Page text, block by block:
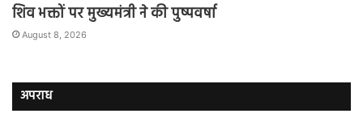
शिव भक्तों पर मुख्यमंत्री ने की पुष्पवर्षा
August 8, 2026
अपराध